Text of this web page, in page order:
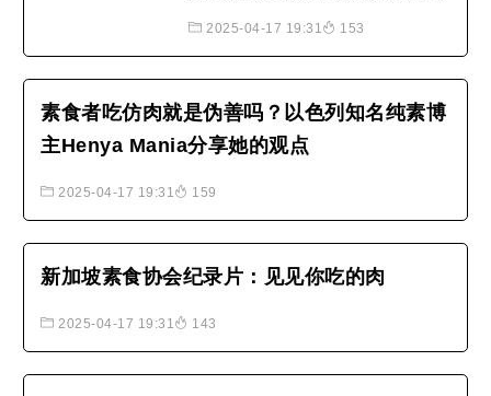
拍摄的纪录短片，并由享誉全球的素
（Sir Paul McCartney）担任旁白，
洛维尼亚已卸任的第二任总统雅奈兹·
德尔诺夫舍克博士之笔。《吞噬..
2025-04-17 19:31 153
素食者吃仿肉就是伪善吗？以色列知名纯素博
主Henya Mania分享她的观点
2025-04-17 19:31 159
新加坡素食协会纪录片：见见你吃的肉
2025-04-17 19:31 143